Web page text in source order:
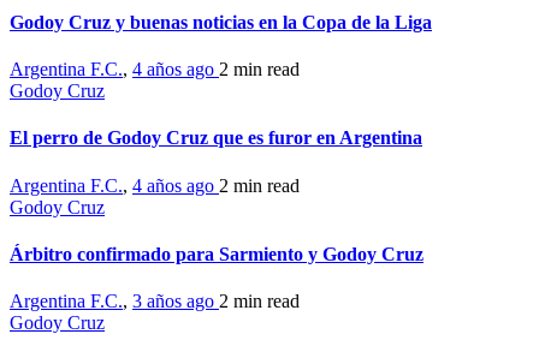
Godoy Cruz y buenas noticias en la Copa de la Liga
Argentina F.C., 4 años ago 2 min read
Godoy Cruz
El perro de Godoy Cruz que es furor en Argentina
Argentina F.C., 4 años ago 2 min read
Godoy Cruz
Árbitro confirmado para Sarmiento y Godoy Cruz
Argentina F.C., 3 años ago 2 min read
Godoy Cruz